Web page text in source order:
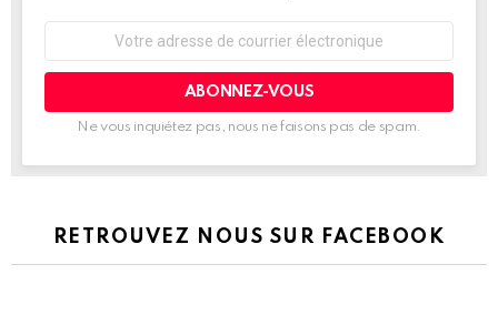
courrier
Ne vous inquiétez pas, nous ne faisons pas de spam.
RETROUVEZ NOUS SUR FACEBOOK